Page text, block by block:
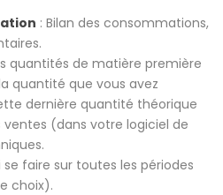
: Bilan des consommations,
quantités de matière première
quantité que vous avez
dernière quantité théorique
(dans votre logiciel de
faire sur toutes les périodes
choix).